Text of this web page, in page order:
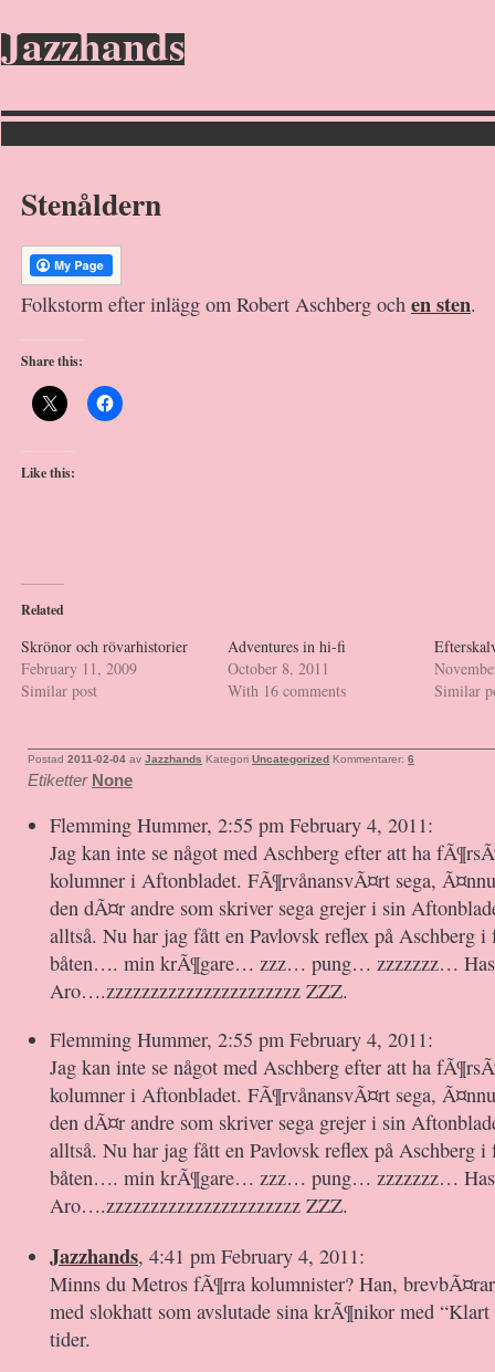
Jazzhands
Stenåldern
Folkstorm efter inlägg om Robert Aschberg och en sten.
Share this:
Like this:
Related
Skrönor och rövarhistorier
February 11, 2009
Similar post
Adventures in hi-fi
October 8, 2011
With 16 comments
Similar
Postad 2011-02-04 av Jazzhands Kategori Uncategorized Kommentarer: 6
Etiketter None
Flemming Hummer, 2:55 pm February 4, 2011:
Jag kan inte se något med Aschberg efter att ha
kolumner i Aftonbladet. FÃ¶rvånansvÃ¤rt sega,
den dÃ¤r andre som skriver sega grejer i sin
alltså. Nu har jag fått en Pavlovsk reflex på Aschberg
båten…. min krÃ¶gare… zzz… pung… zzzzzzz…
Aro….zzzzzzzzzzzzzzzzzzzzzz ZZZ.
Flemming Hummer, 2:55 pm February 4, 2011:
Jag kan inte se något med Aschberg efter att ha
kolumner i Aftonbladet. FÃ¶rvånansvÃ¤rt sega,
den dÃ¤r andre som skriver sega grejer i sin
alltså. Nu har jag fått en Pavlovsk reflex på Aschberg
båten…. min krÃ¶gare… zzz… pung… zzzzzzz…
Aro….zzzzzzzzzzzzzzzzzzzzzz ZZZ.
Jazzhands, 4:41 pm February 4, 2011:
Minns du Metros fÃ¶rra kolumnister? Han,
med slokhatt som avslutade sina krÃ¶nikor med
tider.